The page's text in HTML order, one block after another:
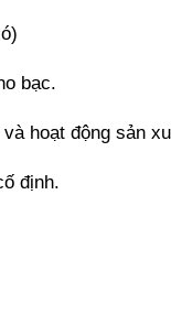
bạc.
hoạt động sản
định.